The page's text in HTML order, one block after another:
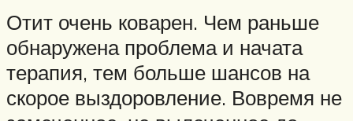
Отит очень коварен. Чем раньше
обнаружена проблема и начата
терапия, тем больше шансов на
скорое выздоровление. Вовремя не